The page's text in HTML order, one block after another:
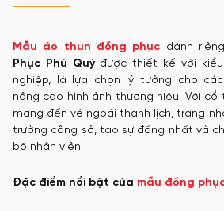
Mẫu áo thun đồng phục dành
Phục Phú Quýđược thiết kế với kiểu
nghiệp, là lựa chọn lý tưởng cho
nâng cao hình ảnh thương hiệu. Với
mang đến vẻ ngoài thanh lịch, trang
trường công sở, tạo sự đồng nhất và
bộ nhân viên.
Đặc điểm nổi bật của mẫu đồng